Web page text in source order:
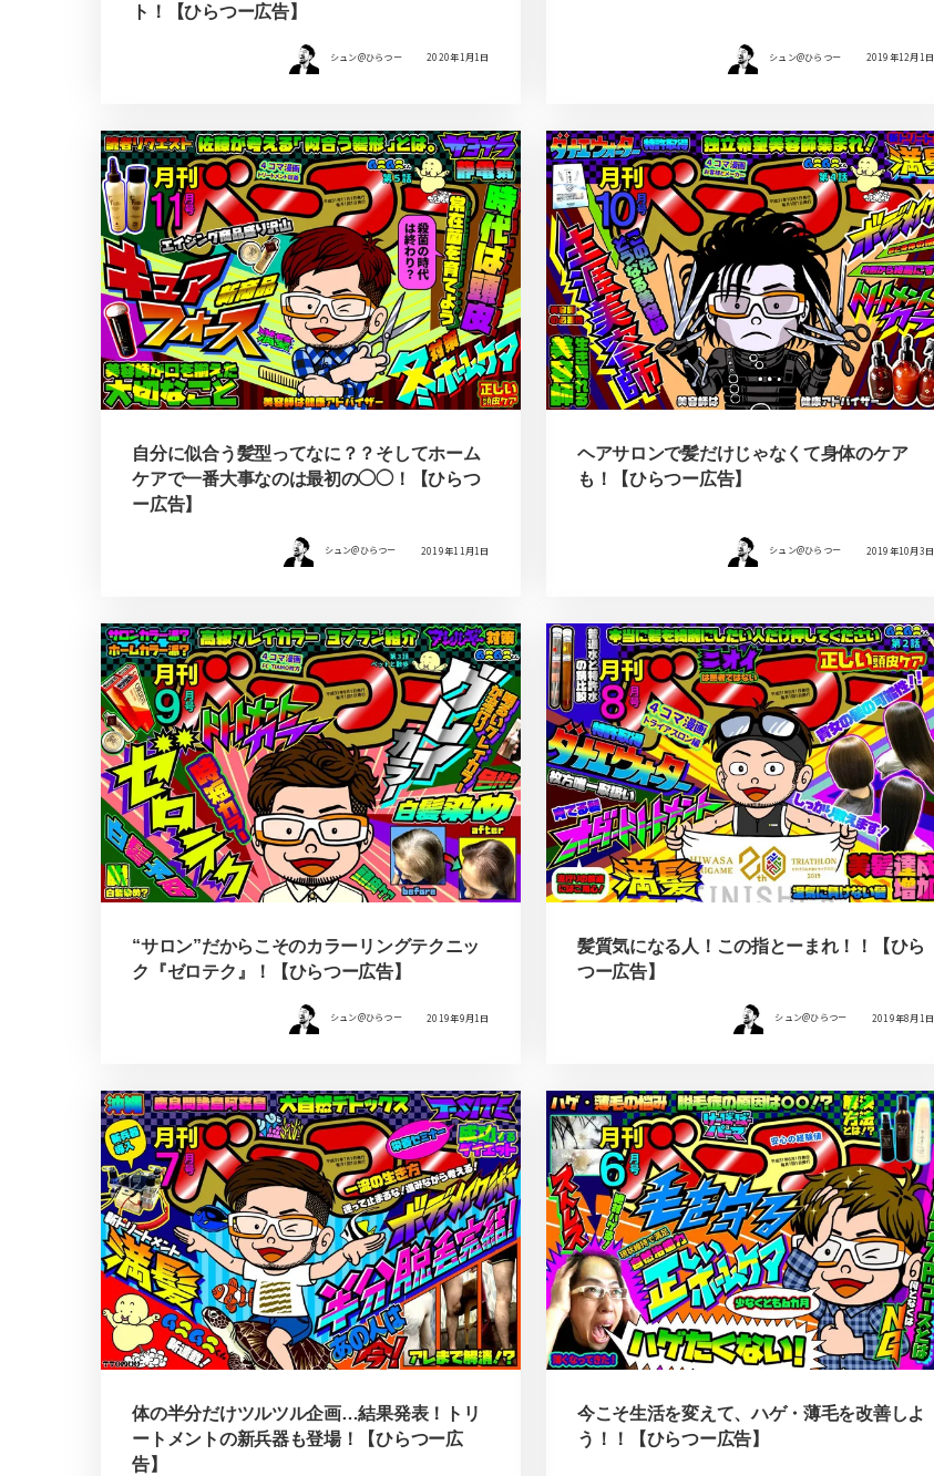
ト！【ひらつー広告】
シュン@ひらつー 2020年1月1日 シュン@ひらつー 2019年12月1日
自分に似合う髪型ってなに？？そしてホーム
ケアで一番大事なのは最初の◯◯！【ひらつ
ー広告】
シュン@ひらつー 2019年11月1日
ヘアサロンで髪だけじゃなくて身体のケア
も！【ひらつー広告】
シュン@ひらつー 2019年10月3日
“サロン”だからこそのカラーリングテクニッ
ク『ゼロテク』！【ひらつー広告】
シュン@ひらつー 2019年9月1日
髪質気になる人！この指とーまれ！！【ひら
つー広告】
シュン@ひらつー 2019年8月1日
体の半分だけツルツル企画…結果発表！トリ
ートメントの新兵器も登場！【ひらつー広
告】
今こそ生活を変えて、ハゲ・薄毛を改善しよ
う！！【ひらつー広告】